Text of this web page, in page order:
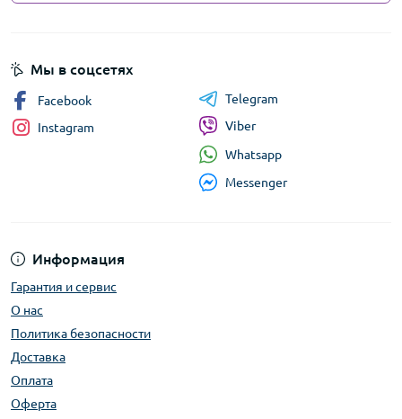
Информация
Гарантия и сервис
О нас
Политика безопасности
Доставка
Оплата
Оферта
Мы в соцсетях
Facebook
Instagram
Telegram
Viber
Whatsapp
Messenger